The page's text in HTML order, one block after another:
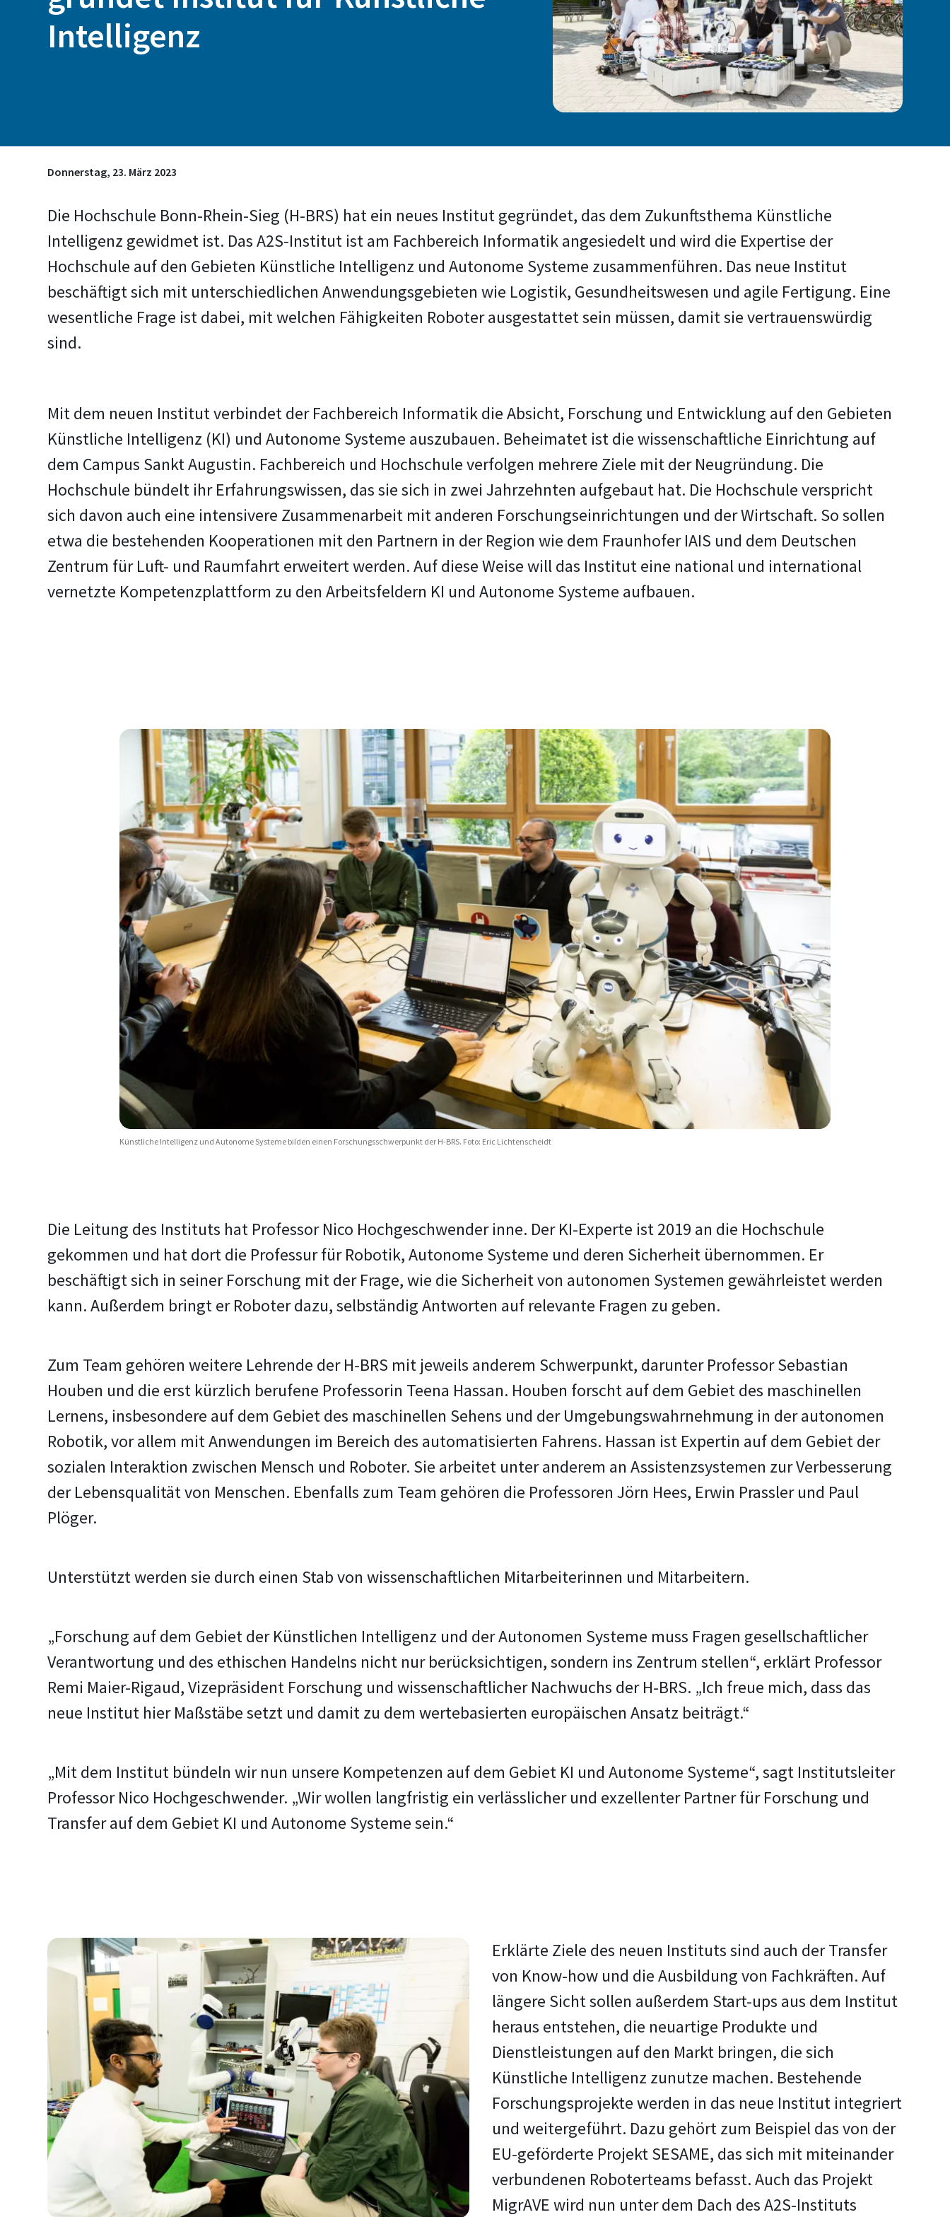
Intelligenz
Donnerstag, 23. März 2023
Die Hochschule Bonn-Rhein-Sieg (H-BRS) hat ein neues Institut gegründet, das dem Zukunftsthema Künstliche
Intelligenz gewidmet ist. Das A2S-Institut ist am Fachbereich Informatik angesiedelt und wird die Expertise der
Hochschule auf den Gebieten Künstliche Intelligenz und Autonome Systeme zusammenführen. Das neue Institut
beschäftigt sich mit unterschiedlichen Anwendungsgebieten wie Logistik, Gesundheitswesen und agile Fertigung. Eine
wesentliche Frage ist dabei, mit welchen Fähigkeiten Roboter ausgestattet sein müssen, damit sie vertrauenswürdig
sind.
Mit dem neuen Institut verbindet der Fachbereich Informatik die Absicht, Forschung und Entwicklung auf den Gebieten
Künstliche Intelligenz (KI) und Autonome Systeme auszubauen. Beheimatet ist die wissenschaftliche Einrichtung auf
dem Campus Sankt Augustin. Fachbereich und Hochschule verfolgen mehrere Ziele mit der Neugründung. Die
Hochschule bündelt ihr Erfahrungswissen, das sie sich in zwei Jahrzehnten aufgebaut hat. Die Hochschule verspricht
sich davon auch eine intensivere Zusammenarbeit mit anderen Forschungseinrichtungen und der Wirtschaft. So sollen
etwa die bestehenden Kooperationen mit den Partnern in der Region wie dem Fraunhofer IAIS und dem Deutschen
Zentrum für Luft- und Raumfahrt erweitert werden. Auf diese Weise will das Institut eine national und international
vernetzte Kompetenzplattform zu den Arbeitsfeldern KI und Autonome Systeme aufbauen.
Künstliche Intelligenz und Autonome Systeme bilden einen Forschungsschwerpunkt der H-BRS. Foto: Eric Lichtenscheidt
Die Leitung des Instituts hat Professor Nico Hochgeschwender inne. Der KI-Experte ist 2019 an die Hochschule
gekommen und hat dort die Professur für Robotik, Autonome Systeme und deren Sicherheit übernommen. Er
beschäftigt sich in seiner Forschung mit der Frage, wie die Sicherheit von autonomen Systemen gewährleistet werden
kann. Außerdem bringt er Roboter dazu, selbständig Antworten auf relevante Fragen zu geben.
Zum Team gehören weitere Lehrende der H-BRS mit jeweils anderem Schwerpunkt, darunter Professor Sebastian
Houben und die erst kürzlich berufene Professorin Teena Hassan. Houben forscht auf dem Gebiet des maschinellen
Lernens, insbesondere auf dem Gebiet des maschinellen Sehens und der Umgebungswahrnehmung in der autonomen
Robotik, vor allem mit Anwendungen im Bereich des automatisierten Fahrens. Hassan ist Expertin auf dem Gebiet der
sozialen Interaktion zwischen Mensch und Roboter. Sie arbeitet unter anderem an Assistenzsystemen zur Verbesserung
der Lebensqualität von Menschen. Ebenfalls zum Team gehören die Professoren Jörn Hees, Erwin Prassler und Paul
Plöger.
Unterstützt werden sie durch einen Stab von wissenschaftlichen Mitarbeiterinnen und Mitarbeitern.
„Forschung auf dem Gebiet der Künstlichen Intelligenz und der Autonomen Systeme muss Fragen gesellschaftlicher
Verantwortung und des ethischen Handelns nicht nur berücksichtigen, sondern ins Zentrum stellen“, erklärt Professor
Remi Maier-Rigaud, Vizepräsident Forschung und wissenschaftlicher Nachwuchs der H-BRS. „Ich freue mich, dass das
neue Institut hier Maßstäbe setzt und damit zu dem wertebasierten europäischen Ansatz beiträgt.“
„Mit dem Institut bündeln wir nun unsere Kompetenzen auf dem Gebiet KI und Autonome Systeme“, sagt Institutsleiter
Professor Nico Hochgeschwender. „Wir wollen langfristig ein verlässlicher und exzellenter Partner für Forschung und
Transfer auf dem Gebiet KI und Autonome Systeme sein.“
Erklärte Ziele des neuen Instituts sind auch der Transfer
von Know-how und die Ausbildung von Fachkräften. Auf
längere Sicht sollen außerdem Start-ups aus dem Institut
heraus entstehen, die neuartige Produkte und
Dienstleistungen auf den Markt bringen, die sich
Künstliche Intelligenz zunutze machen. Bestehende
Forschungsprojekte werden in das neue Institut integriert
und weitergeführt. Dazu gehört zum Beispiel das von der
EU-geförderte Projekt SESAME, das sich mit miteinander
verbundenen Roboterteams befasst. Auch das Projekt
MigrAVE wird nun unter dem Dach des A2S-Instituts